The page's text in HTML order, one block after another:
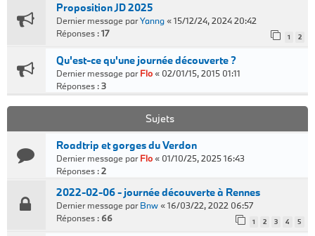
Proposition JD 2025
Dernier message parYanng«15/12/24, 2024 20:42
Réponses :17 1 2
Qu'est-ce qu'une journée découverte ?
Dernier message parFlo« 02/01/15, 2015 01:11
Réponses :3
Sujets
Roadtrip et gorges du Verdon
Dernier message parFlo« 01/10/25, 2025 16:43
Réponses :2
2022-02-06 - journée découverte à Rennes
Dernier message parBnw«16/03/22, 2022 06:57
Réponses : 66 1 2 3 4 5